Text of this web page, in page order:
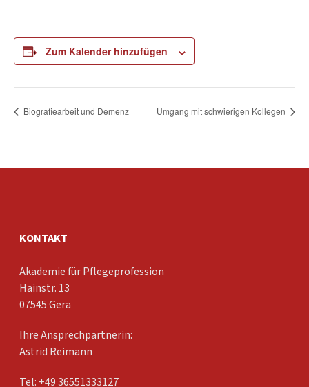
Zum Kalender hinzufügen
Biografiearbeit und Demenz Umgang mit schwierigen Kollegen
KONTAKT
Akademie für Pflegeprofession
Hainstr. 13
07545 Gera
Ihre Ansprechpartnerin:
Astrid Reimann
Tel: +49 36551333127